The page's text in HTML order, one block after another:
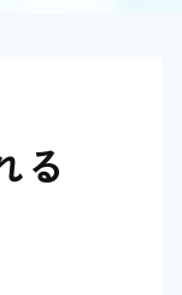
る